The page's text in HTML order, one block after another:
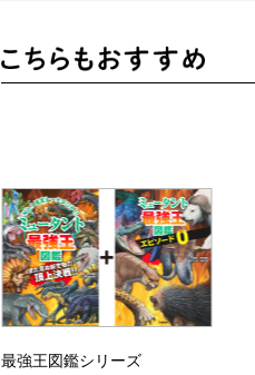
最強王図鑑シリーズ